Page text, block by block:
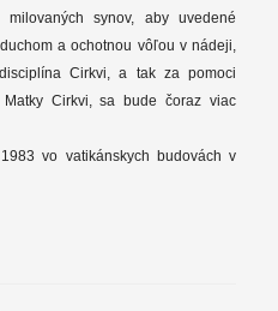
milovaných synov, aby uvedené
a ochotnou vôľou v nádeji,
Cirkvi, a tak za pomoci
Cirkvi, sa bude čoraz viac
vo vatikánskych budovách v